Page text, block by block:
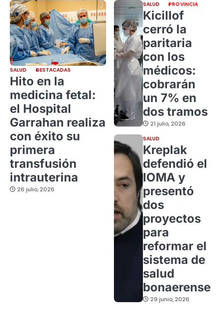
SALUD DESTACADAS
Hito en la
medicina fetal:
el Hospital
Garrahan realiza
con éxito su
primera
transfusión
intrauterina
26 julio, 2026
SALUD PROVINCIA
Kicillof
cerró la
paritaria
con los
médicos:
cobrarán
un 7% en
dos tramos
21 julio, 2026
SALUD
Kreplak
defendió el
IOMA y
presentó
dos
proyectos
para
reformar el
sistema de
salud
bonaerense
29 junio, 2026